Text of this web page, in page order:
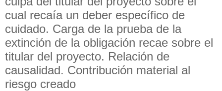
cual recaía un deber específico de
cuidado. Carga de la prueba de la
extinción de la obligación recae sobre el
titular del proyecto. Relación de
causalidad. Contribución material al
riesgo creado